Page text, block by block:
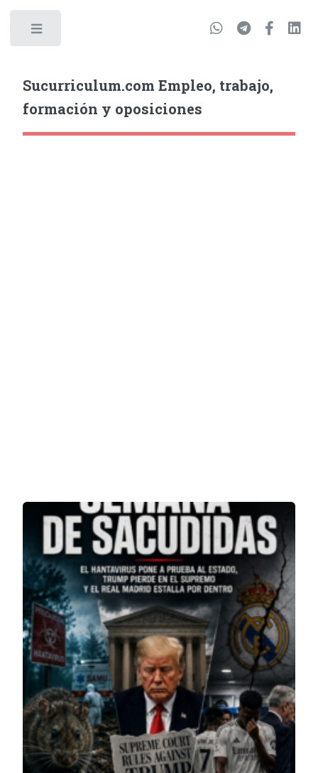
Sucurriculum.com Empleo, trabajo,
formación y oposiciones